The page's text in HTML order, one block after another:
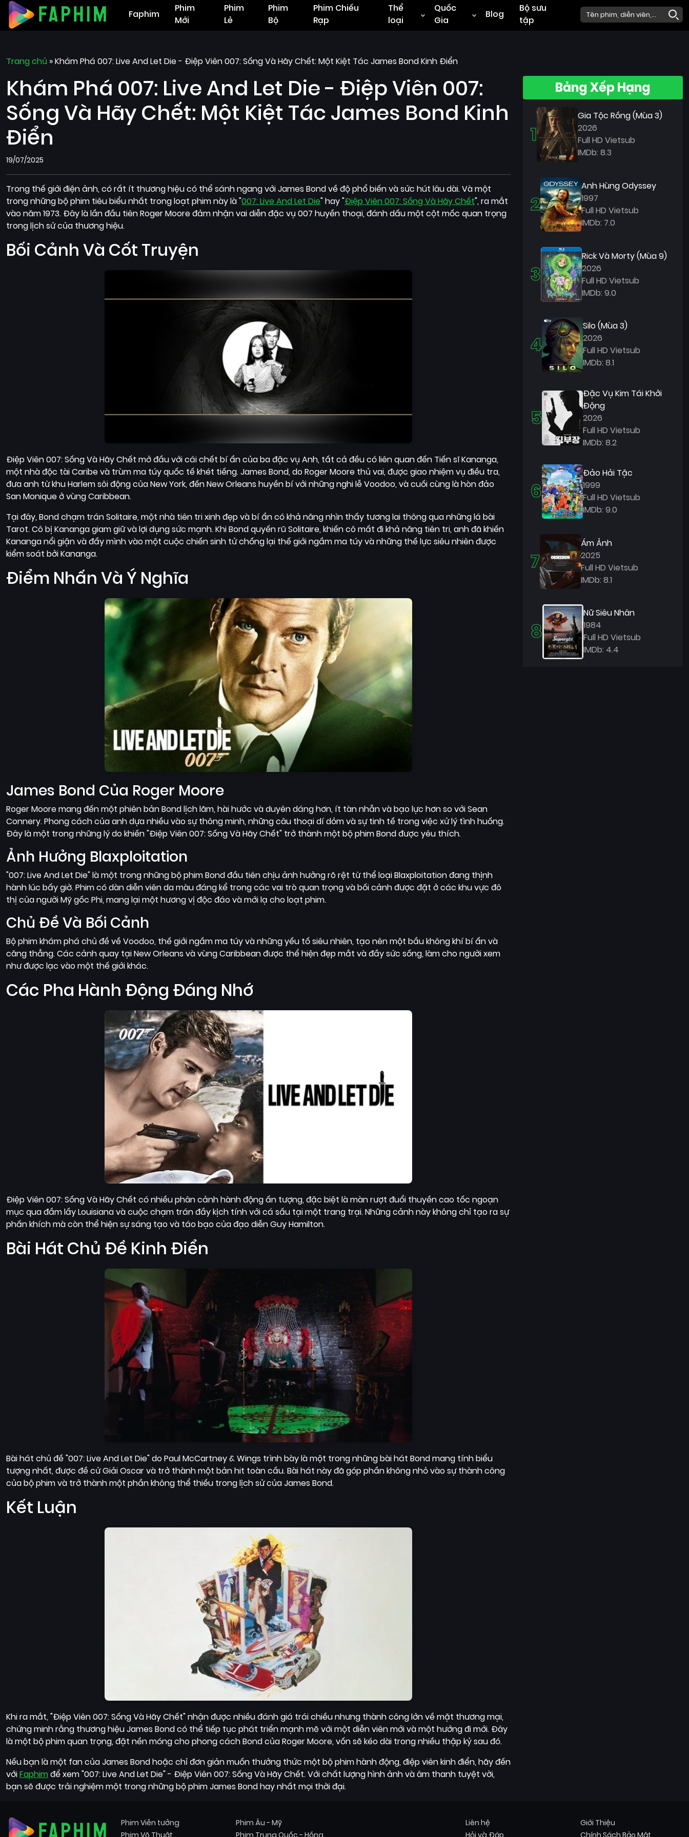
Faphim
Phim
Mới
Phim
Lẻ
Phim
Bộ
Phim Chiếu
Rạp
Thể
loại
Quốc
Gia
Blog
Bộ sưu
tập
Trang chủ »Khám Phá 007: Live And Let Die - Điệp Viên 007: Sống Và Hãy Chết: Một Kiệt Tác James Bond Kinh Điển
Khám Phá 007: Live And Let Die - Điệp Viên 007:
Sống Và Hãy Chết: Một Kiệt Tác James Bond Kinh
Điển
19/07/2025
Trong thế giới điện ảnh, có rất ít thương hiệu có thể sánh ngang với James Bond về độ phổ biến và sức hút lâu dài. Và một
trong những bộ phim tiêu biểu nhất trong loạt phim này là "007: Live And Let Die" hay "Điệp Viên 007: Sống Và Hãy Chết", ra mắt
vào năm 1973. Đây là lần đầu tiên Roger Moore đảm nhận vai diễn đặc vụ 007 huyền thoại, đánh dấu một cột mốc quan trọng
trong lịch sử của thương hiệu.
Bối Cảnh Và Cốt Truyện
Điệp Viên 007: Sống Và Hãy Chết mở đầu với cái chết bí ẩn của ba đặc vụ Anh, tất cả đều có liên quan đến Tiến sĩ Kananga,
một nhà độc tài Caribe và trùm ma túy quốc tế khét tiếng. James Bond, do Roger Moore thủ vai, được giao nhiệm vụ điều tra,
đưa anh từ khu Harlem sôi động của New York, đến New Orleans huyền bí với những nghi lễ Voodoo, và cuối cùng là hòn đảo
San Monique ở vùng Caribbean.
Tại đây, Bond chạm trán Solitaire, một nhà tiên tri xinh đẹp và bí ẩn có khả năng nhìn thấy tương lai thông qua những lá bài
Tarot. Cô bị Kananga giam giữ và lợi dụng sức mạnh. Khi Bond quyến rũ Solitaire, khiến cô mất đi khả năng tiên tri, anh đã khiến
Kananga nổi giận và đẩy mình vào một cuộc chiến sinh tử chống lại thế giới ngầm ma túy và những thế lực siêu nhiên được
kiểm soát bởi Kananga.
Điểm Nhấn Và Ý Nghĩa
James Bond Của Roger Moore
Roger Moore mang đến một phiên bản Bond lịch lãm, hài hước và duyên dáng hơn, ít tàn nhẫn và bạo lực hơn so với Sean
Connery. Phong cách của anh dựa nhiều vào sự thông minh, những câu thoại dí dỏm và sự tinh tế trong việc xử lý tình huống.
Đây là một trong những lý do khiến "Điệp Viên 007: Sống Và Hãy Chết" trở thành một bộ phim Bond được yêu thích.
Ảnh Hưởng Blaxploitation
"007: Live And Let Die" là một trong những bộ phim Bond đầu tiên chịu ảnh hưởng rõ rệt từ thể loại Blaxploitation đang thịnh
hành lúc bấy giờ. Phim có dàn diễn viên da màu đáng kể trong các vai trò quan trọng và bối cảnh được đặt ở các khu vực đô
thị của người Mỹ gốc Phi, mang lại một hương vị độc đáo và mới lạ cho loạt phim.
Chủ Đề Và Bối Cảnh
Bộ phim khám phá chủ đề về Voodoo, thế giới ngầm ma túy và những yếu tố siêu nhiên, tạo nên một bầu không khí bí ẩn và
căng thẳng. Các cảnh quay tại New Orleans và vùng Caribbean được thể hiện đẹp mắt và đầy sức sống, làm cho người xem
như được lạc vào một thế giới khác.
Các Pha Hành Động Đáng Nhớ
Điệp Viên 007: Sống Và Hãy Chết có nhiều phân cảnh hành động ấn tượng, đặc biệt là màn rượt đuổi thuyền cao tốc ngoạn
mục qua đầm lầy Louisiana và cuộc chạm trán đầy kịch tính với cá sấu tại một trang trại. Những cảnh này không chỉ tạo ra sự
phấn khích mà còn thể hiện sự sáng tạo và táo bạo của đạo diễn Guy Hamilton.
Bài Hát Chủ Đề Kinh Điển
Bài hát chủ đề "007: Live And Let Die" do Paul McCartney & Wings trình bày là một trong những bài hát Bond mang tính biểu
tượng nhất, được đề cử Giải Oscar và trở thành một bản hit toàn cầu. Bài hát này đã góp phần không nhỏ vào sự thành công
của bộ phim và trở thành một phần không thể thiếu trong lịch sử của James Bond.
Kết Luận
Khi ra mắt, "Điệp Viên 007: Sống Và Hãy Chết" nhận được nhiều đánh giá trái chiều nhưng thành công lớn về mặt thương mại,
chứng minh rằng thương hiệu James Bond có thể tiếp tục phát triển mạnh mẽ với một diễn viên mới và một hướng đi mới. Đây
là một bộ phim quan trọng, đặt nền móng cho phong cách Bond của Roger Moore, vốn sẽ kéo dài trong nhiều thập kỷ sau đó.
Nếu bạn là một fan của James Bond hoặc chỉ đơn giản muốn thưởng thức một bộ phim hành động, điệp viên kinh điển, hãy đến
vớiFaphimđể xem "007: Live And Let Die" - Điệp Viên 007: Sống Và Hãy Chết. Với chất lượng hình ảnh và âm thanh tuyệt vời,
bạn sẽ được trải nghiệm một trong những bộ phim James Bond hay nhất mọi thời đại.
Bảng Xếp Hạng
1
Gia Tộc Rồng (Mùa 3)
2026
Full HD Vietsub
IMDb: 8.3
2
Anh Hùng Odyssey
1997
Full HD Vietsub
IMDb: 7.0
3
Rick Và Morty (Mùa 9)
2026
Full HD Vietsub
IMDb: 9.0
4
Silo (Mùa 3)
2026
Full HD Vietsub
IMDb: 8.1
5
Đặc Vụ Kim Tái Khởi
Động
2026
Full HD Vietsub
IMDb: 8.2
6
Đảo Hải Tặc
1999
Full HD Vietsub
IMDb: 9.0
7
Ám Ảnh
2025
Full HD Vietsub
IMDb: 8.1
8
Nữ Siêu Nhân
1984
Full HD Vietsub
IMDb: 4.4
Phim Viễn tưởng
Phim Võ Thuật
Phim Âu - Mỹ
Phim Trung Quốc - Hồng
Liên hệ
Hỏi và Đáp
Giới Thiệu
Chính Sách Bảo Mật